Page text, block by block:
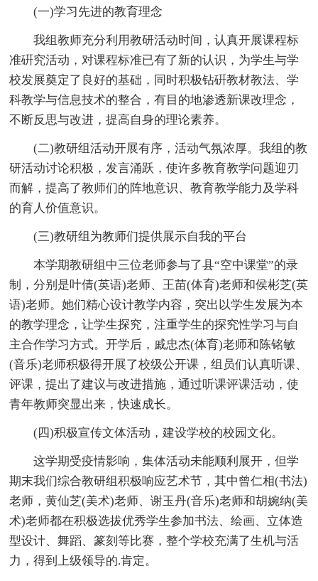
(一)学习先进的教育理念
我组教师充分利用教研活动时间，认真开展课程标
准硏究活动，对课程标准已有了新的认识，为学生与学
校发展奠定了良好的基础，同时积极钻硏教材教法、学
科教学与信息技术的整合，有目的地渗透新课改理念，
不断反思与改进，提高自身的理论素养。
(二)教研组活动开展有序，活动气氛浓厚。我组的教
研活动讨论积极，发言涌跃，使许多教育教学问题迎刃
而解，提高了教师们的阵地意识、教育教学能力及学科
的育人价值意识。
(三)教研组为教师们提供展示自我的平台
本学期教研组中三位老师参与了县“空中课堂”的录
制，分别是叶倩(英语)老师、王苗(体育)老师和侯彬芝(英
语)老师。她们精心设计教学内容，突出以学生发展为本
的教学理念，让学生探究，注重学生的探究性学习与自
主合作学习方式。开学后，戚忠杰(体育)老师和陈铭敏
(音乐)老师积极得开展了校级公开课，组员们认真听课、
评课，提出了建议与改进措施，通过听课评课活动，使
青年教师突显出来，快速成长。
(四)积极宣传文体活动，建设学校的校园文化。
这学期受疫情影响，集体活动未能顺利展开，但学
期末我们综合教研组积极响应艺术节，其中曾仁相(书法)
老师，黄仙芝(美术)老师、谢玉丹(音乐)老师和胡婉纳(美
术)老师都在积极选拔优秀学生参加书法、绘画、立体造
型设计、舞蹈、篆刻等比赛，整个学校充满了生机与活
力，得到上级领导的.肯定。